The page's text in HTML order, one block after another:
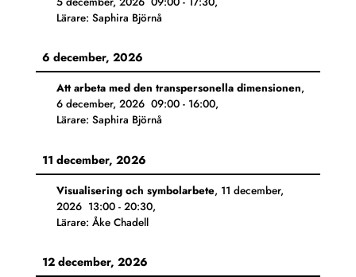
Lärare: Saphira Björnå
6 december, 2026
Att arbeta med den transpersonella dimensionen,
6 december, 2026 09:00- 16:00,
Lärare: Saphira Björnå
11 december, 2026
Visualisering och symbolarbete, 11 december,
2026 13:00- 20:30,
Lärare: Åke Chadell
12 december, 2026